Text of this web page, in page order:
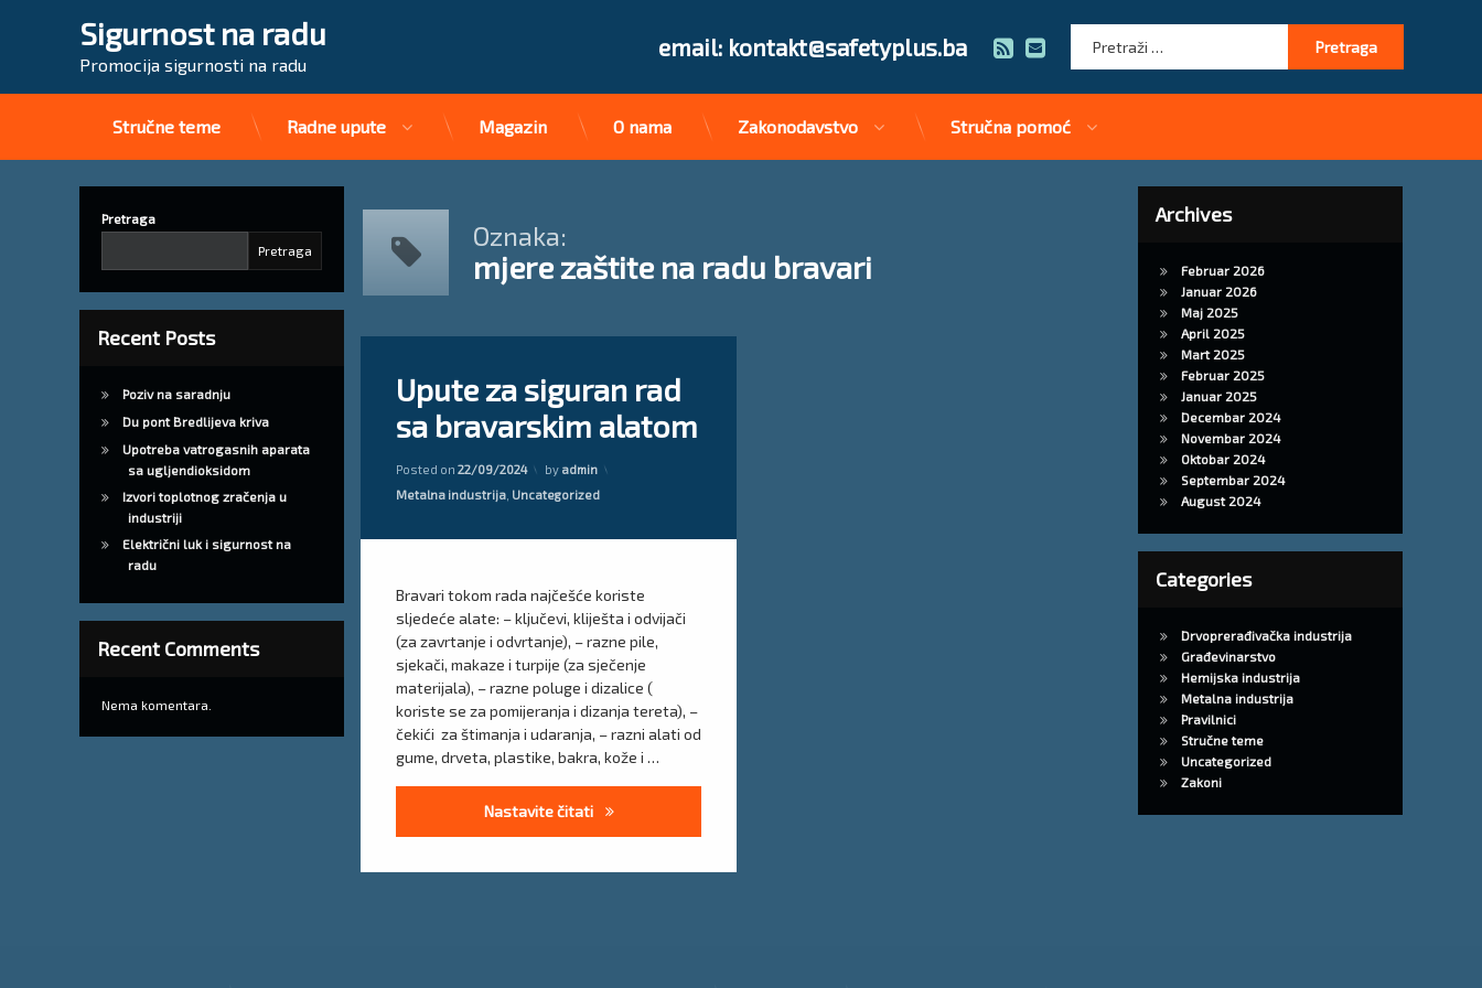
Sigurnost na radu
Promocija sigurnosti na radu
Tel:
email: kontakt@safetyplus.ba RSSE-mail
Pretraga:
Stručne teme Radne upute Magazin O nama Zakonodavstvo Stručna pomoć
Oznaka:
mjere zaštite na radu bravari
Upute za siguran rad
sa bravarskim alatom
Posted on22/09/2024 by admin
Kategorije:
Metalna industrija Uncategorized
Bravari tokom rada najčešće koriste
sljedeće alate: – ključevi, kliješta i odvijači
(za zavrtanje i odvrtanje), – razne pile,
sjekači, makaze i turpije (za sječenje
materijala), – razne poluge i dizalice (
koriste se za pomijeranja i dizanja tereta), –
čekići za štimanja i udaranja, – razni alati od
gume, drveta, plastike, bakra, kože i …
Nastavite čitati Upute za siguran rad sa bravarskim alatom
mjere zaštite na radu bravari
upute za siguran rad
Pretraga
Pretraga
Recent Posts
Poziv na saradnju
Du pont Bredlijeva kriva
Upotreba vatrogasnih aparata
sa ugljendioksidom
Izvori toplotnog zračenja u
industriji
Električni luk i sigurnost na
radu
Recent Comments
Nema komentara.
Archives
Februar 2026
Januar 2026
Maj 2025
April 2025
Mart 2025
Februar 2025
Januar 2025
Decembar 2024
Novembar 2024
Oktobar 2024
Septembar 2024
August 2024
Categories
Drvoprerađivačka industrija
Građevinarstvo
Hemijska industrija
Metalna industrija
Pravilnici
Stručne teme
Uncategorized
Zakoni